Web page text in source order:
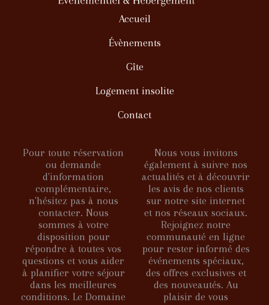
Accueil
Évènements
Gîte
Logement insolite
Contact
Pour toute réservation
ou demande
d'information
complémentaire,
n'hésitez pas à nous
contacter. Nous
sommes à votre
disposition pour
répondre à toutes vos
questions et vous aider
à planifier votre séjour
dans les meilleures
conditions. Le Domaine
Nous vous invitons
également à suivre nos
actualités et à découvrir
les avis de nos clients
sur notre site internet
et nos réseaux sociaux.
Rejoignez notre
communauté en ligne
pour rester informé des
événements spéciaux,
des offres exclusives et
des nouveautés. Au
plaisir de vous